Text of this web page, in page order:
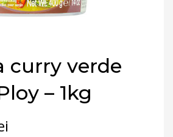
curry verde
– 1kg